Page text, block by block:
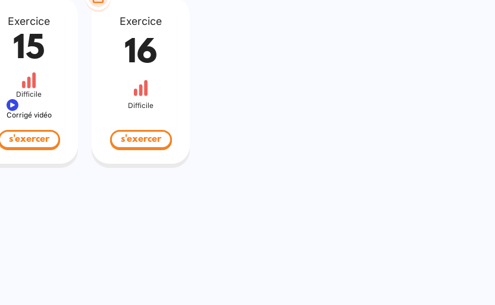
Exercice
15
Difficile
Corrigé vidéo
s'exercer
Exercice
16
Difficile
s'exercer